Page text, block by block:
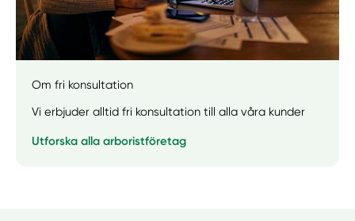
Om fri konsultation
Vi erbjuder alltid fri konsultation till alla våra kunder
Utforska alla arboristföretag